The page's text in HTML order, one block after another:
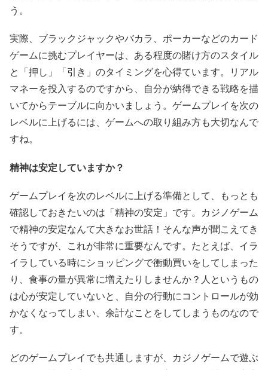
う。
実際、ブラックジャックやバカラ、ポーカーなどのカード
ゲームに挑むプレイヤーは、ある程度の賭け方のスタイル
と「押し」「引き」のタイミングを心得ています。リアル
マネーを投入するのですから、自分が納得できる戦略を描
いてからテーブルに向かいましょう。ゲームプレイを次の
レベルに上げるには、ゲームへの取り組み方も大切なんで
すね。
精神は安定していますか？
ゲームプレイを次のレベルに上げる準備として、もっとも
確認しておきたいのは「精神の安定」です。カジノゲーム
で精神の安定なんて大きなお世話！そんな声が聞こえてき
そうですが、これが非常に重要なんです。たとえば、イラ
イラしている時にショッピングで衝動買いをしてしまった
り、食事の量が異常に増えたりしませんか？人というもの
は心が安定していないと、自分の行動にコントロールが効
かなくなってしまい、余計なことをしてしまうものなので
す。
どのゲームプレイでも共通しますが、カジノゲームで遊ぶ